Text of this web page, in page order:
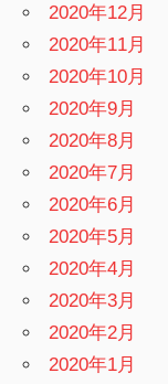
2020年12月
2020年11月
2020年10月
2020年9月
2020年8月
2020年7月
2020年6月
2020年5月
2020年4月
2020年3月
2020年2月
2020年1月